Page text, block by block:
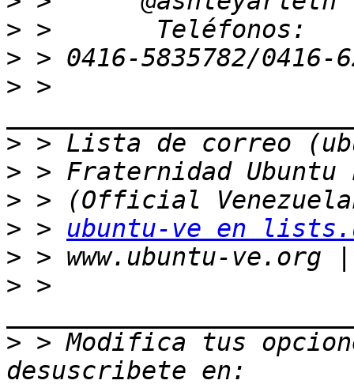
>
>
> >
>
>
>
> > ubuntu-ve en
>
> >
> > Modifica tus